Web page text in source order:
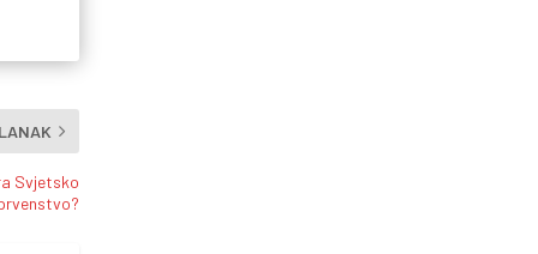
Svjetsko